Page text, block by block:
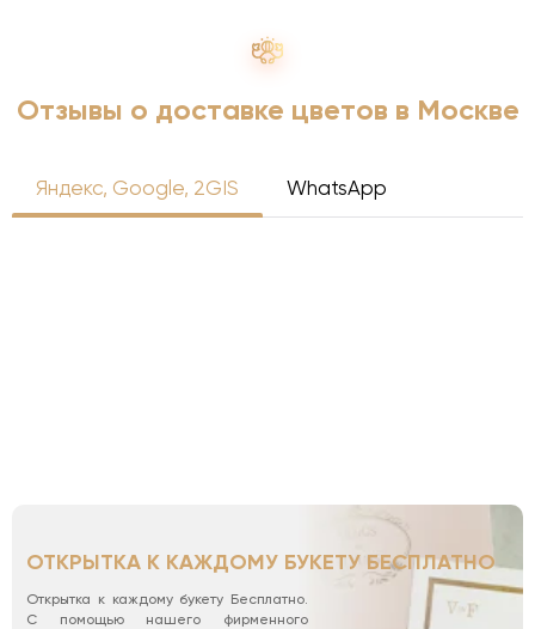
Отзывы о доставке цветов в Москве
Яндекс, Google, 2GIS WhatsApp
ОТКРЫТКА К КАЖДОМУ БУКЕТУ БЕСПЛАТНО
Открытка к каждому букету Бесплатно.
С помощью нашего фирменного